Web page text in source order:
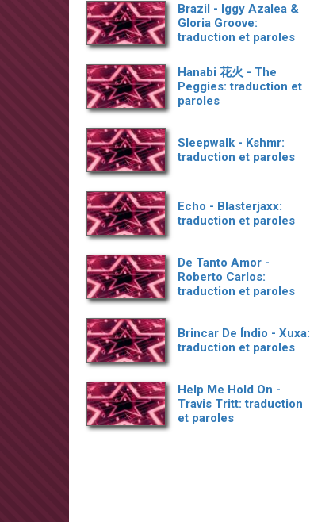
Brazil - Iggy Azalea &
Gloria Groove:
traduction et paroles
Hanabi 花火 - The
Peggies: traduction et
paroles
Sleepwalk - Kshmr:
traduction et paroles
Echo - Blasterjaxx:
traduction et paroles
De Tanto Amor -
Roberto Carlos:
traduction et paroles
Brincar De Índio - Xuxa:
traduction et paroles
Help Me Hold On -
Travis Tritt: traduction
et paroles